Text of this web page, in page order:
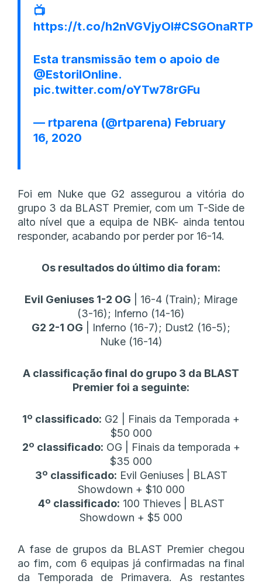
📺
https://t.co/h2nVGVjyOI#CSGOnaRTP
Esta transmissão tem o apoio de
@EstorilOnline.
pic.twitter.com/oYTw78rGFu
— rtparena (@rtparena) February
16, 2020
Foi em Nuke que G2 assegurou a vitória do
grupo 3 da BLAST Premier, com um T-Side de
alto nível que a equipa de NBK- ainda tentou
responder, acabando por perder por 16-14.
Os resultados do último dia foram:
Evil Geniuses 1-2 OG | 16-4 (Train); Mirage
(3-16); Inferno (14-16)
G2 2-1 OG | Inferno (16-7); Dust2 (16-5);
Nuke (16-14)
A classificação final do grupo 3 da BLAST
Premier foi a seguinte:
1º classificado: G2 | Finais da Temporada +
$50 000
2º classificado: OG | Finais da temporada +
$35 000
3º classificado: Evil Geniuses | BLAST
Showdown + $10 000
4º classificado: 100 Thieves | BLAST
Showdown + $5 000
A fase de grupos da BLAST Premier chegou
ao fim, com 6 equipas já confirmadas na final
da Temporada de Primavera. As restantes